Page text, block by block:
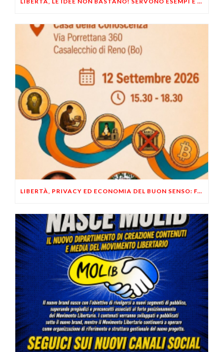
LIBERTÀ, PRIVACY ED ECONOMIA DEL BUON SENSO: FACCO E MUSUMECI A CASALECCHIO DI RENO (BO)